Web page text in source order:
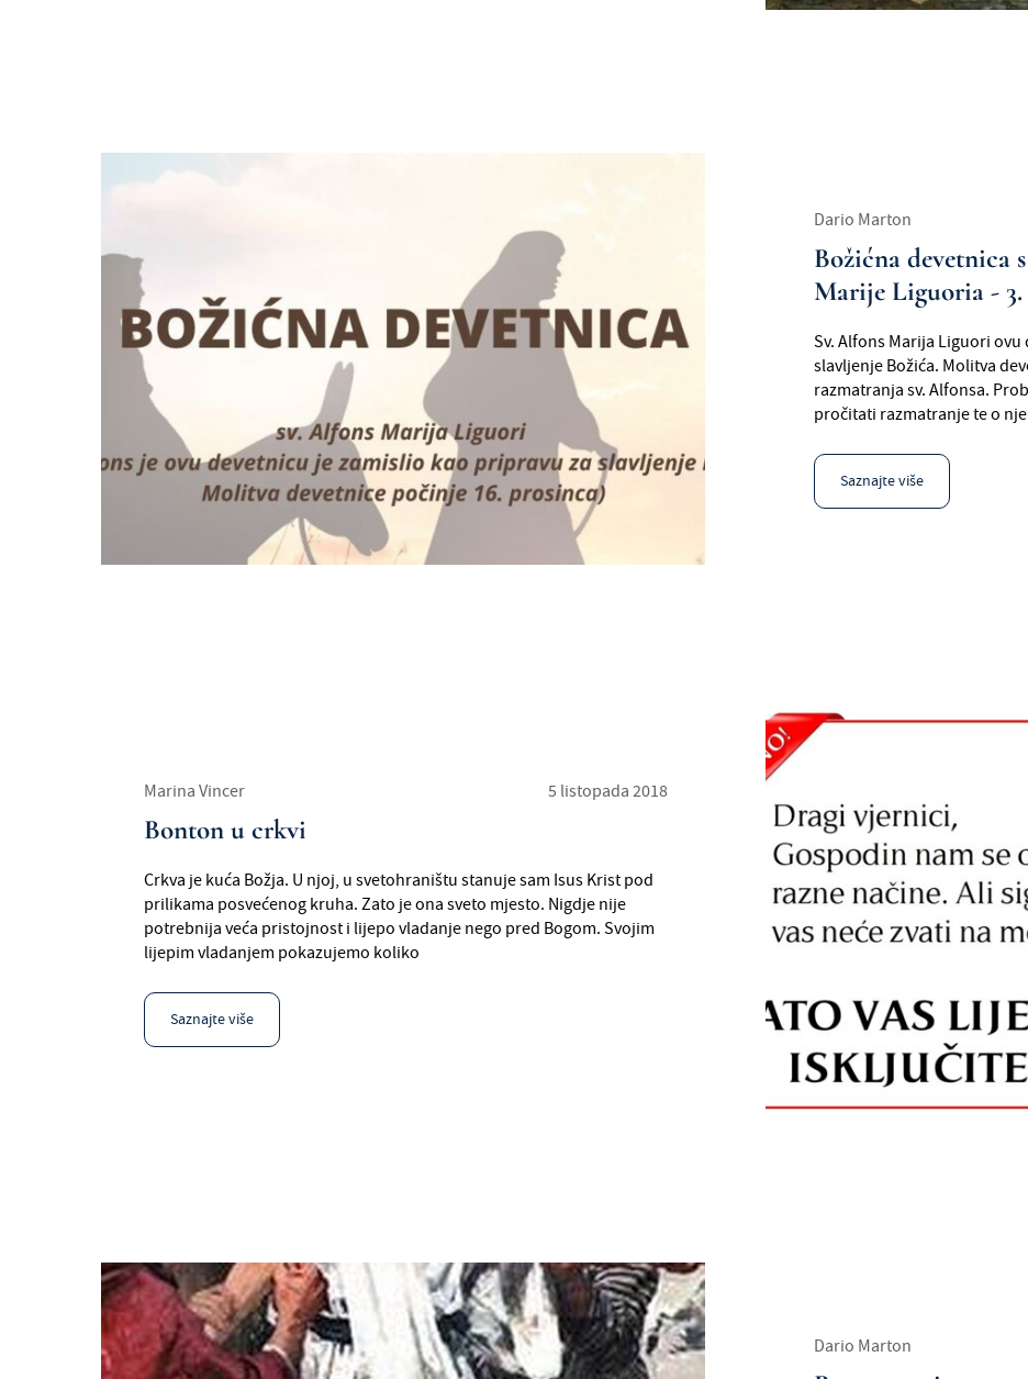
Dario Marton
Božićna devetnica
Marije Liguoria - 3.
Sv. Alfons Marija Liguori
slavljenje Božića. Molitva
razmatranja sv. Alfonsa.
pročitati razmatranje te o
Saznajte više
Marina Vincer 5 listopada 2018
Bonton u crkvi
Crkva je kuća Božja. U njoj, u svetohraništu stanuje sam Isus Krist pod
prilikama posvećenog kruha. Zato je ona sveto mjesto. Nigdje nije
potrebnija veća pristojnost i lijepo vladanje nego pred Bogom. Svojim
lijepim vladanjem pokazujemo koliko
Saznajte više
Dario Marton